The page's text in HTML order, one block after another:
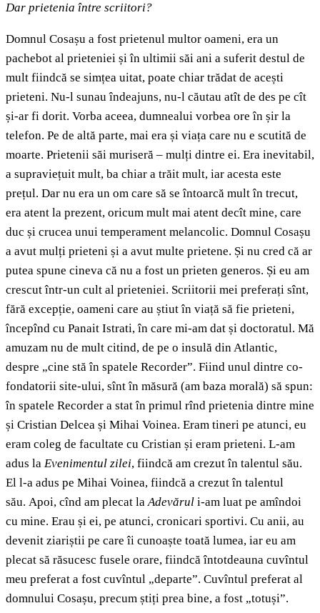
Dar prietenia între scriitori?
Domnul Cosașu a fost prietenul multor oameni, era un
pachebot al prieteniei și în ultimii săi ani a suferit destul de
mult fiindcă se simțea uitat, poate chiar trădat de acești
prieteni. Nu-l sunau îndeajuns, nu-l căutau atît de des pe cît
și-ar fi dorit. Vorba aceea, dumnealui vorbea ore în șir la
telefon. Pe de altă parte, mai era și viața care nu e scutită de
moarte. Prietenii săi muriseră – mulți dintre ei. Era inevitabil,
a supraviețuit mult, ba chiar a trăit mult, iar acesta este
prețul. Dar nu era un om care să se întoarcă mult în trecut,
era atent la prezent, oricum mult mai atent decît mine, care
duc și crucea unui temperament melancolic. Domnul Cosașu
a avut mulți prieteni și a avut multe prietene. Și nu cred că ar
putea spune cineva că nu a fost un prieten generos. Și eu am
crescut într-un cult al prieteniei. Scriitorii mei preferați sînt,
fără excepție, oameni care au știut în viață să fie prieteni,
începînd cu Panait Istrati, în care mi-am dat și doctoratul. Mă
amuzam nu de mult citind, de pe o insulă din Atlantic,
despre „cine stă în spatele Recorder”. Fiind unul dintre co-
fondatorii site-ului, sînt în măsură (am baza morală) să spun:
în spatele Recorder a stat în primul rînd prietenia dintre mine
și Cristian Delcea și Mihai Voinea. Eram tineri pe atunci, eu
eram coleg de facultate cu Cristian și eram prieteni. L-am
adus la Evenimentul zilei, fiindcă am crezut în talentul său.
El l-a adus pe Mihai Voinea, fiindcă a crezut în talentul
său. Apoi, cînd am plecat laAdevărul i-am luat pe amîndoi
cu mine. Erau și ei, pe atunci, cronicari sportivi. Cu anii, au
devenit ziariștii pe care îi cunoaște toată lumea, iar eu am
plecat să răsucesc fusele orare, fiindcă întotdeauna cuvîntul
meu preferat a fost cuvîntul „departe”. Cuvîntul preferat al
domnului Cosașu, precum știți prea bine, a fost „totuși”.